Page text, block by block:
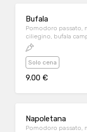
Bufala
Pomodoro passato,
ciliegino, bufala
Solo cena
9.00 €
Napoletana
Pomodoro passato,